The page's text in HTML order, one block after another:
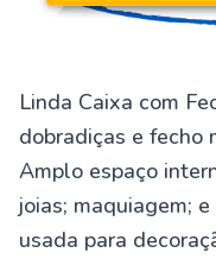
Linda Caixa com
dobradiças e fecho
Amplo espaço
joias; maquiagem;
usada para